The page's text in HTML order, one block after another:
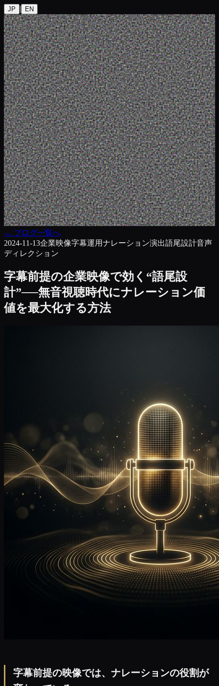
JP | EN
← ブログ一覧へ
2024-11-13企業映像字幕運用ナレーション演出語尾設計音声
ディレクション
字幕前提の企業映像で効く“語尾設
計”──無音視聴時代にナレーション価
値を最大化する方法
字幕前提の映像では、ナレーションの役割が